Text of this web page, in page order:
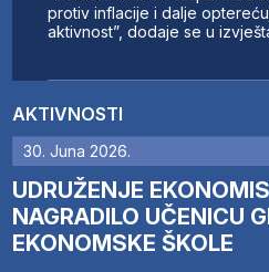
AKTIVNOSTI
30. Juna 2026.
UDRUŽENJE
NAGRADILO UČENICU
EKONOMSKE ŠKOLE
protiv inflacije i dalje
aktivnost”, dodaje se u